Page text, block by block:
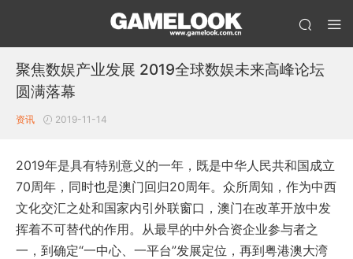
聚焦数娱产业发展 2019全球数娱未来高峰论坛
圆满落幕
资讯 2019-11-14
2019年是具有特别意义的一年，既是中华人民共和国成立
70周年，同时也是澳门回归20周年。众所周知，作为中西
文化交汇之处和国家内引外联窗口，澳门在改革开放中发
挥着不可替代的作用。从最早的中外合资企业参与者之
一，到确定“一中心、一平台”发展定位，再到粤港澳大湾